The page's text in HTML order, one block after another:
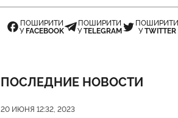
ПОШИРИТИ
У FACEBOOK
ПОШИРИТИ
УTELEGRAM
ПОШИРИТИ
УTWITTER
ПОСЛЕДНИЕ НОВОСТИ
Дата публикации
20 ИЮНЯ 12:32, 2023